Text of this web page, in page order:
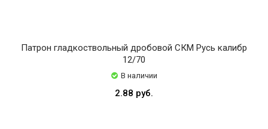
Патрон гладкоствольный дробовой СКМ Русь калибр
12/70
В наличии
2.88 руб.